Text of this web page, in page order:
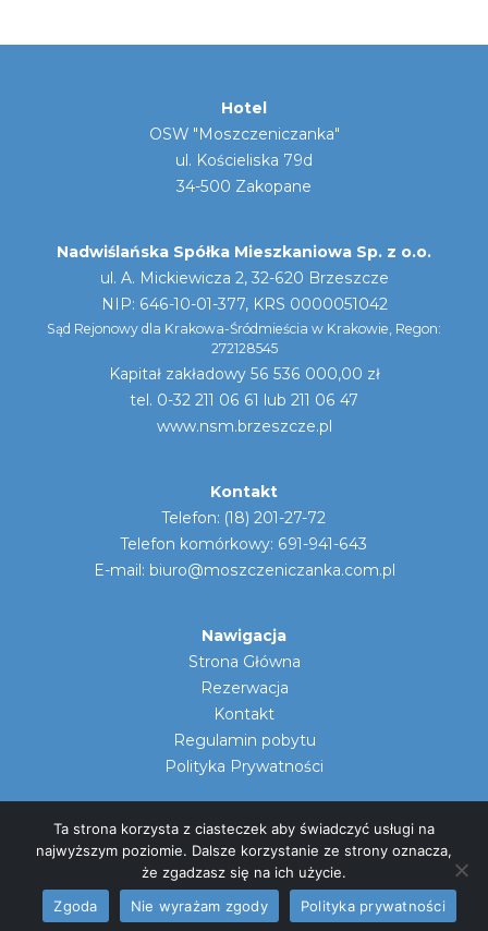
Hotel
OSW "Moszczeniczanka"
ul. Kościeliska 79d
34-500 Zakopane
Nadwiślańska Spółka Mieszkaniowa Sp. z o.o.
ul. A. Mickiewicza 2, 32-620 Brzeszcze
NIP: 646-10-01-377, KRS 0000051042
Sąd Rejonowy dla Krakowa-Śródmieścia w Krakowie, Regon:
272128545
Kapitał zakładowy 56 536 000,00 zł
tel. 0-32 211 06 61 lub 211 06 47
www.nsm.brzeszcze.pl
Kontakt
Telefon: (18) 201-27-72
Telefon komórkowy: 691-941-643
E-mail: biuro@moszczeniczanka.com.pl
Nawigacja
Strona Główna
Rezerwacja
Kontakt
Regulamin pobytu
Polityka Prywatności
OSW MOSZCZENICZANKA© 2013 - 2026
Designed & Coded bySOHiS
Ta strona korzysta z ciasteczek aby świadczyć usługi na
najwyższym poziomie. Dalsze korzystanie ze strony oznacza,
że zgadzasz się na ich użycie.
Zgoda
Nie wyrażam zgody Polityka prywatności